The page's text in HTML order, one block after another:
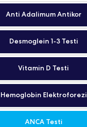
Anti Adalimum Antikor
Desmoglein 1-3 Testi
Vitamin D Testi
Hemoglobin Elektroforezi
ANCA Testi